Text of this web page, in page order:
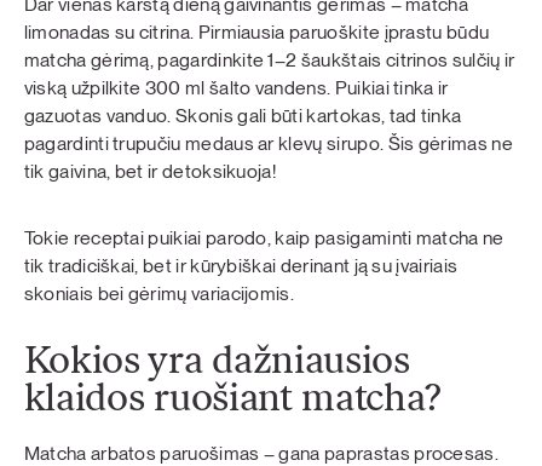
limonadas su citrina. Pirmiausia paruoškite įprastu būdu
matcha gėrimą, pagardinkite 1–2 šaukštais citrinos sulčių ir
viską užpilkite 300 ml šalto vandens. Puikiai tinka ir
gazuotas vanduo. Skonis gali būti kartokas, tad tinka
pagardinti trupučiu medaus ar klevų sirupo. Šis gėrimas ne
tik gaivina, bet ir detoksikuoja!
Tokie receptai puikiai parodo, kaip pasigaminti matcha ne
tik tradiciškai, bet ir kūrybiškai derinant ją su įvairiais
skoniais bei gėrimų variacijomis.
Kokios yra dažniausios
klaidos ruošiant matcha?
Matcha arbatos paruošimas – gana paprastas procesas.